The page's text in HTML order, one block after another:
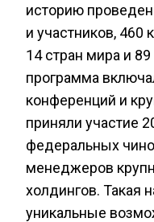
историю
и участников, 460
14 стран мира и
программа
конференций и
приняли участие
федеральных
менеджеров
холдингов. Такая
уникальные